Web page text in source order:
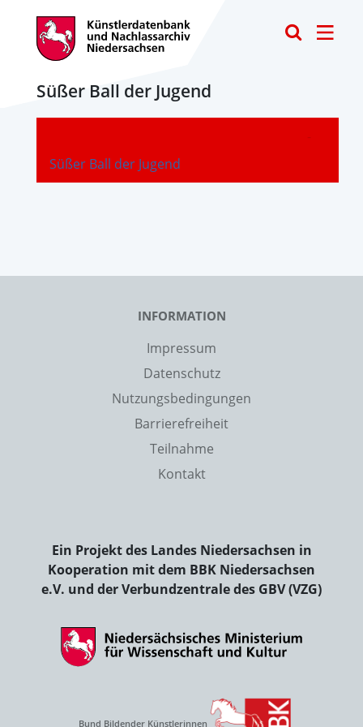
Süßer Ball der Jugend
Süßer Ball der Jugend
-
INFORMATION
Impressum
Datenschutz
Nutzungsbedingungen
Barrierefreiheit
Teilnahme
Kontakt
Ein Projekt des Landes Niedersachsen in
Kooperation mit dem BBK Niedersachsen
e.V. und der Verbundzentrale des GBV (VZG)
Bund Bildender Künstlerinnen